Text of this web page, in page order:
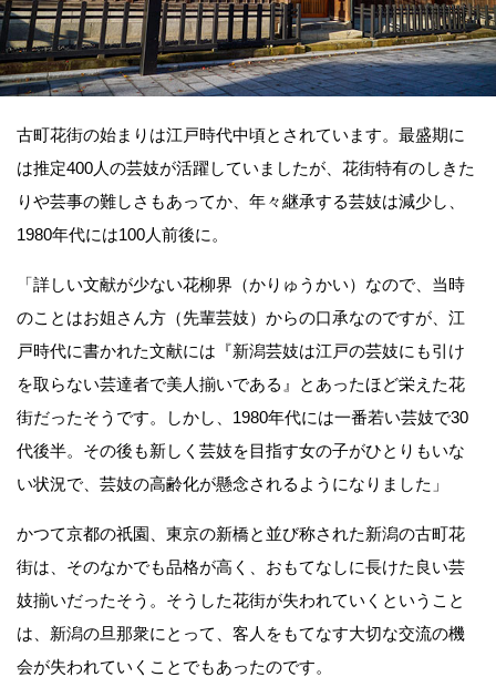
古町花街の始まりは江戸時代中頃とされています。最盛期に
は推定400人の芸妓が活躍していましたが、花街特有のしきた
りや芸事の難しさもあってか、年々継承する芸妓は減少し、
1980年代には100人前後に。
「詳しい文献が少ない花柳界（かりゅうかい）なので、当時
のことはお姐さん方（先輩芸妓）からの口承なのですが、江
戸時代に書かれた文献には『新潟芸妓は江戸の芸妓にも引け
を取らない芸達者で美人揃いである』とあったほど栄えた花
街だったそうです。しかし、1980年代には一番若い芸妓で30
代後半。その後も新しく芸妓を目指す女の子がひとりもいな
い状況で、芸妓の高齢化が懸念されるようになりました」
かつて京都の祇園、東京の新橋と並び称された新潟の古町花
街は、そのなかでも品格が高く、おもてなしに長けた良い芸
妓揃いだったそう。そうした花街が失われていくということ
は、新潟の旦那衆にとって、客人をもてなす大切な交流の機
会が失われていくことでもあったのです。